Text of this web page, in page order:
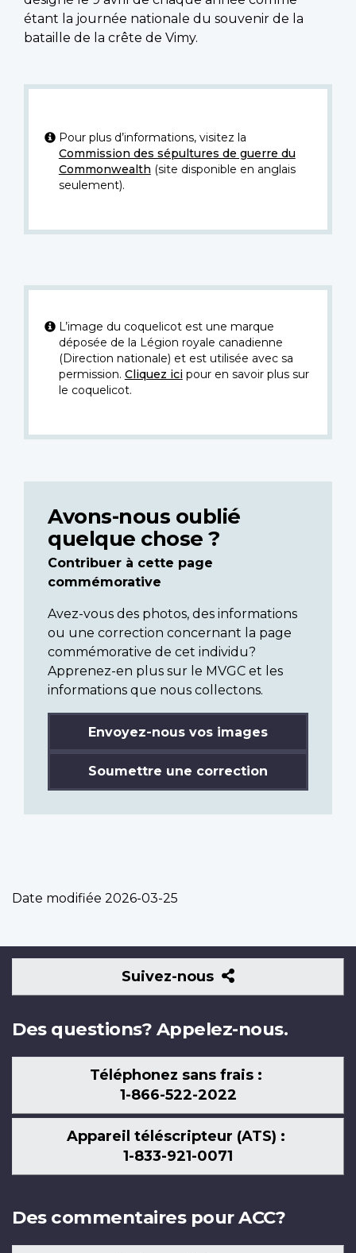
étant la journée nationale du souvenir de la
bataille de la crête de Vimy.
Pour plus d’informations, visitez la
Commission des sépultures de guerre du
Commonwealth (site disponible en anglais
seulement).
L’image du coquelicot est une marque
déposée de la Légion royale canadienne
(Direction nationale) et est utilisée avec sa
permission. Cliquez icipour en savoir plus sur
le coquelicot.
Avons-nous oublié
quelque chose ?
Contribuer à cette page
commémorative
Avez-vous des photos, des informations
ou une correction concernant la page
commémorative de cet individu?
Apprenez-en plus sur le MVGC et les
informations que nous collectons.
Envoyez-nous vos images
Soumettre une correction
Date modifiée 2026-03-25
Suivez-nous
Suivez-
nous
Des questions? Appelez-nous.
Téléphonez sans frais :
1-866-522-2022
Appareil téléscripteur (ATS) :
1-833-921-0071
Des commentaires pour ACC?